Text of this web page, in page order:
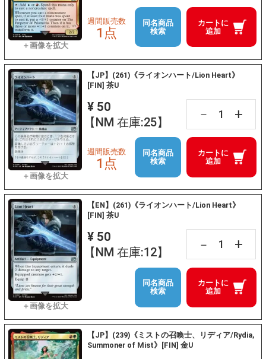
カートに
追加
週間販売数
1点
同名商品
検索
【JP】(261)《ライオンハート/Lion Heart》
[FIN] 茶U
¥ 50
【NM 在庫:25】
－ +
カートに
追加
週間販売数
1点
同名商品
検索
【EN】(261)《ライオンハート/Lion Heart》
[FIN] 茶U
¥ 50
【NM 在庫:12】
－ +
カートに
追加
同名商品
検索
【JP】(239)《ミストの召喚士、リディア/Rydia,
Summoner of Mist》[FIN] 金U